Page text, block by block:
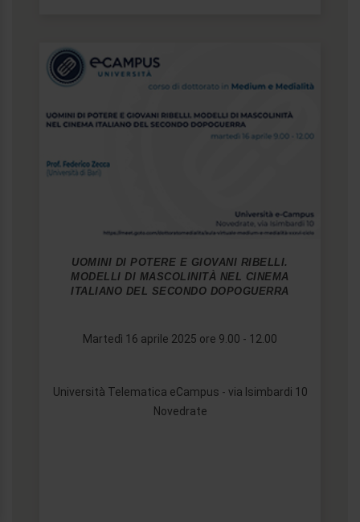
UOMINI DI POTERE E GIOVANI RIBELLI.
MODELLI DI MASCOLINITÀ NEL CINEMA
ITALIANO DEL SECONDO DOPOGUERRA
Martedì 16 aprile 2025 ore 9.00 - 12.00
Università Telematica eCampus - via Isimbardi 10
Novedrate